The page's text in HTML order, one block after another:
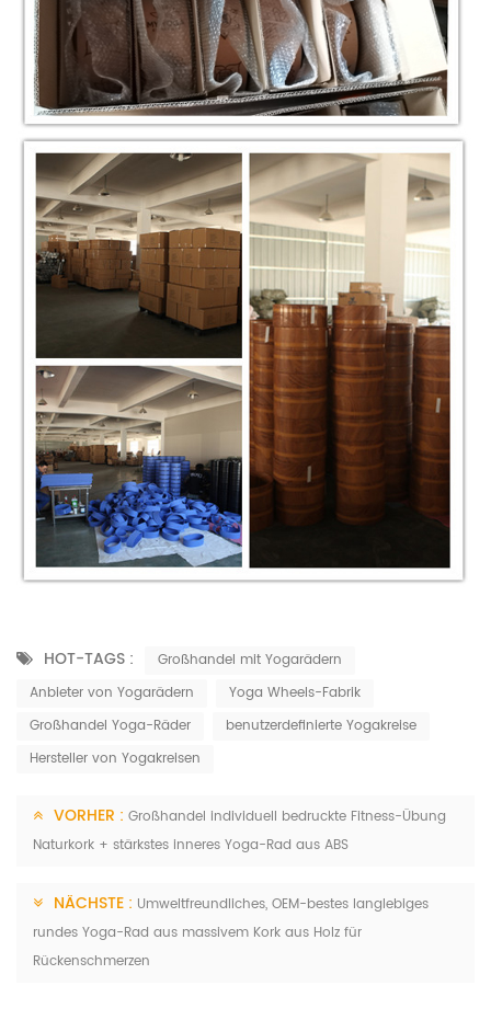
HOT-TAGS :
Großhandel mit Yogarädern
Anbieter von Yogarädern
Yoga Wheels-Fabrik
Großhandel Yoga-Räder
benutzerdefinierte Yogakreise
Hersteller von Yogakreisen
VORHER : Großhandel individuell bedruckte Fitness-Übung
Naturkork + stärkstes inneres Yoga-Rad aus ABS
NÄCHSTE : Umweltfreundliches, OEM-bestes langlebiges
rundes Yoga-Rad aus massivem Kork aus Holz für
Rückenschmerzen